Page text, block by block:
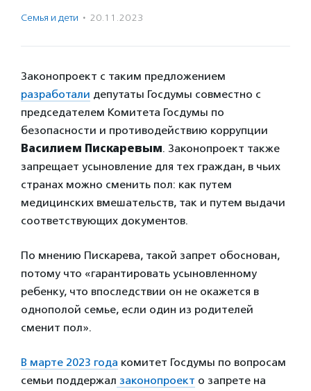
Семья и дети · 20.11.2023
Законопроект с таким предложением
разработали депутаты Госдумы совместно с
председателем Комитета Госдумы по
безопасности и противодействию коррупции
Василием Пискаревым. Законопроект также
запрещает усыновление для тех граждан, в чьих
странах можно сменить пол: как путем
медицинских вмешательств, так и путем выдачи
соответствующих документов.
По мнению Пискарева, такой запрет обоснован,
потому что «гарантировать усыновленному
ребенку, что впоследствии он не окажется в
однополой семье, если один из родителей
сменит пол».
В марте 2023 года комитет Госдумы по вопросам
семьи поддержал законопроект о запрете на